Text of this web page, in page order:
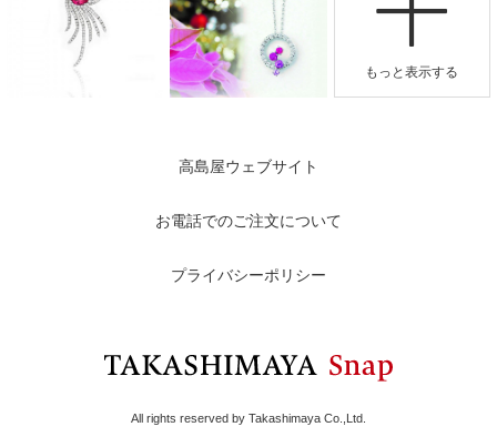
高島屋ウェブサイト
お電話でのご注文について
プライバシーポリシー
All rights reserved by Takashimaya Co.,Ltd.